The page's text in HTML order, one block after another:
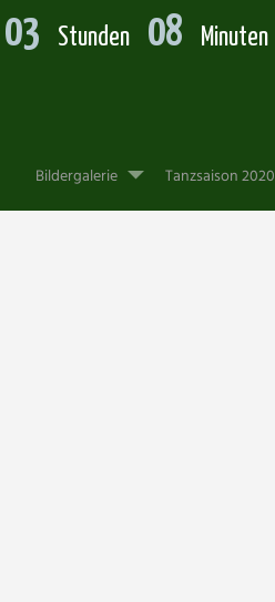
Bildergalerie Tanzsaison 2020
03 Stunden 08 Minuten